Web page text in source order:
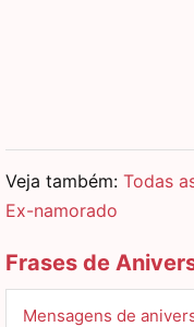
Veja também: Todas
Ex-namorado
Frases de
Mensagens de